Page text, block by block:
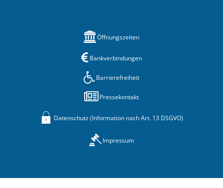
Öffnungszeiten
Bankverbindungen
Barrierefreiheit
Pressekontakt
Datenschutz (Information nach Art. 13 DSGVO)
Impressum